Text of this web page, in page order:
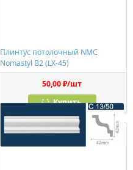
Плинтус потолочный NMC
Nomastyl B2 (LX-45)
50,00 ₽/шт
Купить